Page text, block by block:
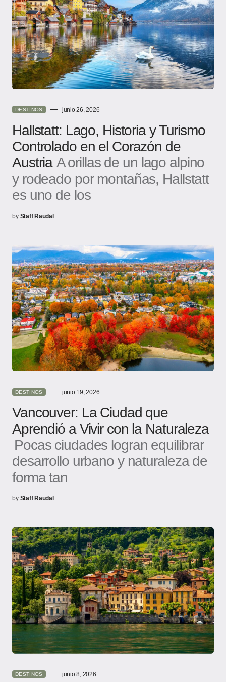
DESTINOS junio 26, 2026
Hallstatt: Lago, Historia y Turismo
Controlado en el Corazón de
Austria A orillas de un lago alpino
y rodeado por montañas, Hallstatt
es uno de los
by Staff Raudal
DESTINOS junio 19, 2026
Vancouver: La Ciudad que
Aprendió a Vivir con la Naturaleza
Pocas ciudades logran equilibrar
desarrollo urbano y naturaleza de
forma tan
by Staff Raudal
DESTINOS junio 8, 2026